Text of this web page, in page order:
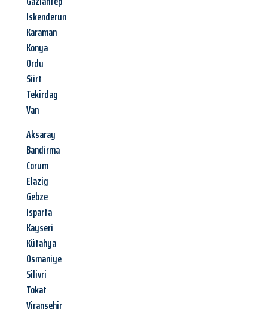
Iskenderun
Karaman
Konya
Ordu
Siirt
Tekirdag
Van
Aksaray
Bandirma
Corum
Elazig
Gebze
Isparta
Kayseri
Kütahya
Osmaniye
Silivri
Tokat
Viransehir